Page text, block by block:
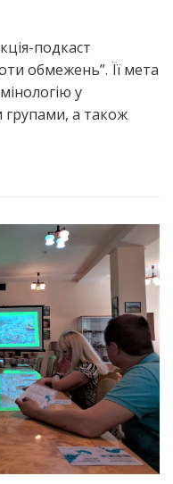
подкаст
обмежень”. Її мета
у
групами, а також